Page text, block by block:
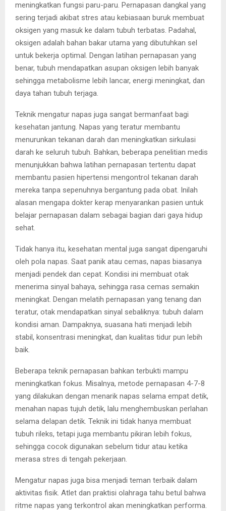
meningkatkan fungsi paru-paru. Pernapasan dangkal yang
sering terjadi akibat stres atau kebiasaan buruk membuat
oksigen yang masuk ke dalam tubuh terbatas. Padahal,
oksigen adalah bahan bakar utama yang dibutuhkan sel
untuk bekerja optimal. Dengan latihan pernapasan yang
benar, tubuh mendapatkan asupan oksigen lebih banyak
sehingga metabolisme lebih lancar, energi meningkat, dan
daya tahan tubuh terjaga.
Teknik mengatur napas juga sangat bermanfaat bagi
kesehatan jantung. Napas yang teratur membantu
menurunkan tekanan darah dan meningkatkan sirkulasi
darah ke seluruh tubuh. Bahkan, beberapa penelitian medis
menunjukkan bahwa latihan pernapasan tertentu dapat
membantu pasien hipertensi mengontrol tekanan darah
mereka tanpa sepenuhnya bergantung pada obat. Inilah
alasan mengapa dokter kerap menyarankan pasien untuk
belajar pernapasan dalam sebagai bagian dari gaya hidup
sehat.
Tidak hanya itu, kesehatan mental juga sangat dipengaruhi
oleh pola napas. Saat panik atau cemas, napas biasanya
menjadi pendek dan cepat. Kondisi ini membuat otak
menerima sinyal bahaya, sehingga rasa cemas semakin
meningkat. Dengan melatih pernapasan yang tenang dan
teratur, otak mendapatkan sinyal sebaliknya: tubuh dalam
kondisi aman. Dampaknya, suasana hati menjadi lebih
stabil, konsentrasi meningkat, dan kualitas tidur pun lebih
baik.
Beberapa teknik pernapasan bahkan terbukti mampu
meningkatkan fokus. Misalnya, metode pernapasan 4-7-8
yang dilakukan dengan menarik napas selama empat detik,
menahan napas tujuh detik, lalu menghembuskan perlahan
selama delapan detik. Teknik ini tidak hanya membuat
tubuh rileks, tetapi juga membantu pikiran lebih fokus,
sehingga cocok digunakan sebelum tidur atau ketika
merasa stres di tengah pekerjaan.
Mengatur napas juga bisa menjadi teman terbaik dalam
aktivitas fisik. Atlet dan praktisi olahraga tahu betul bahwa
ritme napas yang terkontrol akan meningkatkan performa.